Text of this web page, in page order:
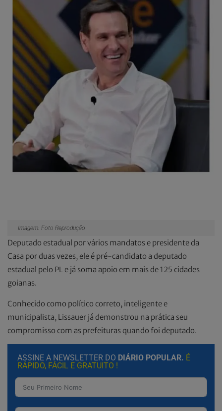
Imagem: Foto Reprodução
Deputado estadual por vários mandatos e presidente da
Casa por duas vezes, ele é pré-candidato a deputado
estadual pelo PL e já soma apoio em mais de 125 cidades
goianas.
Conhecido como político correto, inteligente e
municipalista, Lissauer já demonstrou na prática seu
compromisso com as prefeituras quando foi deputado.
ASSINE A NEWSLETTER DO DIÁRIO POPULAR. É
RÁPIDO, FÁCIL E GRATUITO !